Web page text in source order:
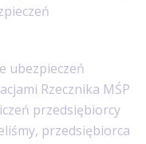
ubezpieczeń
Rzecznika MŚP
przedsiębiorcy
przedsiębiorca